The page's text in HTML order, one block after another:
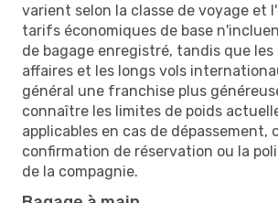
varient selon la classe de voyage et
tarifs économiques de base
de bagage enregistré, tandis que
affaires et les longs vols
général une franchise plus
connaître les limites de poids
applicables en cas de dépassement,
confirmation de réservation ou la
de la compagnie.